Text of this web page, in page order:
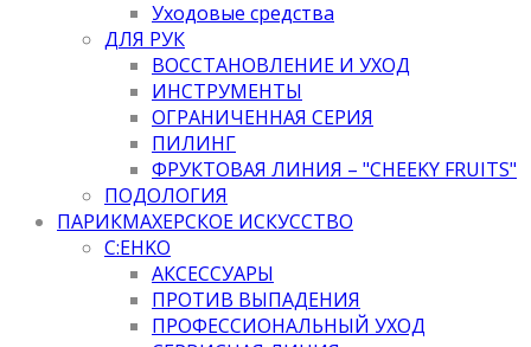
Уходовые средства
ДЛЯ РУК
ВОССТАНОВЛЕНИЕ И УХОД
ИНСТРУМЕНТЫ
ОГРАНИЧЕННАЯ СЕРИЯ
ПИЛИНГ
ФРУКТОВАЯ ЛИНИЯ – "CHEEKY FRUITS"
ПОДОЛОГИЯ
ПАРИКМАХЕРСКОЕ ИСКУССТВО
C:EHKO
АКСЕССУАРЫ
ПРОТИВ ВЫПАДЕНИЯ
ПРОФЕССИОНАЛЬНЫЙ УХОД